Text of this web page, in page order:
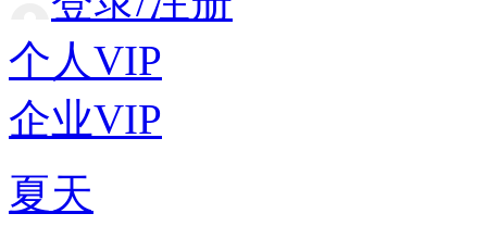
个人VIP
企业VIP
夏天